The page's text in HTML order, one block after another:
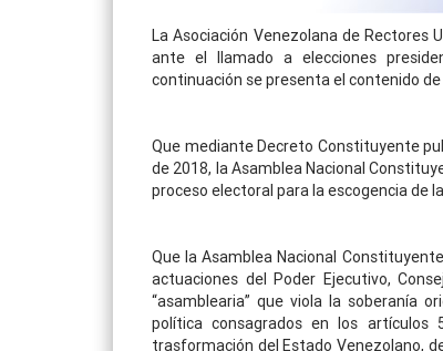
La Asociación Venezolana de Rectores
ante el llamado a elecciones
continuación se presenta el contenido
Que mediante Decreto Constituyente
de 2018, la Asamblea Nacional
proceso electoral para la escogencia de
Que la Asamblea Nacional
actuaciones del Poder Ejecutivo,
“asamblearia” que viola la soberanía
política consagrados en los
trasformación del Estado Venezolano,